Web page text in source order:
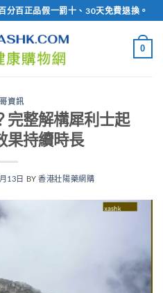
分百正品假一罰十、30天免費退換。
0
資訊
完整解構犀利士起
果持續時長
13日 BY香港壯陽藥網購